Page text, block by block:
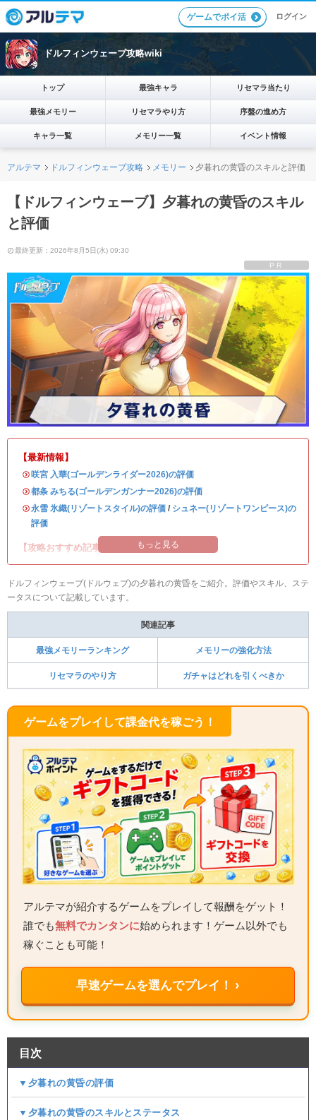
ゲームでポイ活 ログイン
ドルフィンウェーブ攻略wiki
トップ 最強キャラ リセマラ当たり
最強メモリー リセマラやり方 序盤の進め方
キャラ一覧 メモリー一覧 イベント情報
アルテマ ドルフィンウェーブ攻略 メモリー 夕暮れの黄昏のスキルと評価
【ドルフィンウェーブ】夕暮れの黄昏のスキル
と評価
最終更新：2026年8月5日(水) 09:30
PR
【最新情報】
・咲宮 入華(ゴールデンライダー2026)の評価
・都条 みちる(ゴールデンガンナー2026)の評価
・永雪 氷織(リゾートスタイル)の評価 / シュネー(リゾートワンピース)の
評価
【攻略おすすめ記事】 もっと見る
ドルフィンウェーブ(ドルウェブ)の夕暮れの黄昏をご紹介。評価やスキル、ステ
ータスについて記載しています。
関連記事
最強メモリーランキング メモリーの強化方法
リセマラのやり方 ガチャはどれを引くべきか
ゲームをプレイして課金代を稼ごう！
アルテマが紹介するゲームをプレイして報酬をゲット！
誰でも無料でカンタンに始められます！ゲーム以外でも
稼ぐことも可能！
早速ゲームを選んでプレイ！ ›
目次
▼夕暮れの黄昏の評価
▼夕暮れの黄昏のスキルとステータス